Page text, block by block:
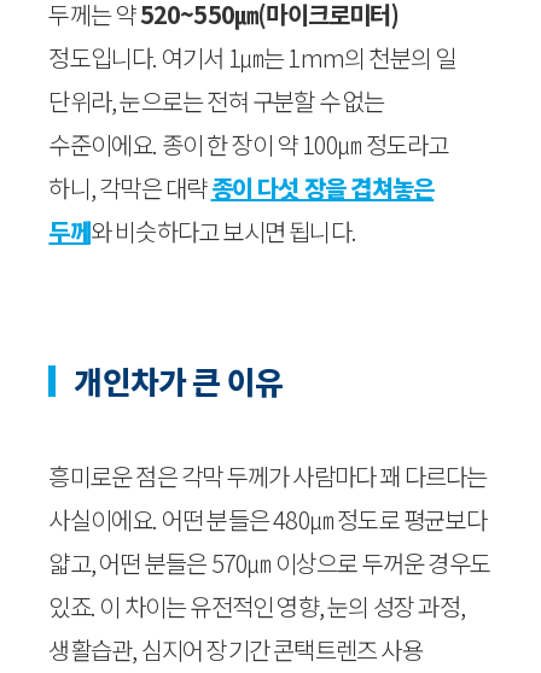
두께는 약520~550㎛(마이크로미터)
정도입니다. 여기서 1㎛는 1mm의 천분의 일
단위라, 눈으로는 전혀 구분할 수 없는
수준이에요. 종이 한 장이 약 100㎛ 정도라고
하니, 각막은 대략종이 다섯 장을 겹쳐놓은
두께와 비슷하다고 보시면 됩니다.
개인차가 큰 이유
흥미로운 점은 각막 두께가 사람마다 꽤 다르다는
사실이에요. 어떤 분들은 480㎛ 정도로 평균보다
얇고, 어떤 분들은 570㎛ 이상으로 두꺼운 경우도
있죠. 이 차이는 유전적인 영향, 눈의 성장 과정,
생활습관, 심지어 장기간 콘택트렌즈 사용